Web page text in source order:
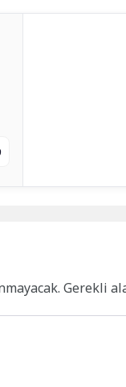
Gerekli